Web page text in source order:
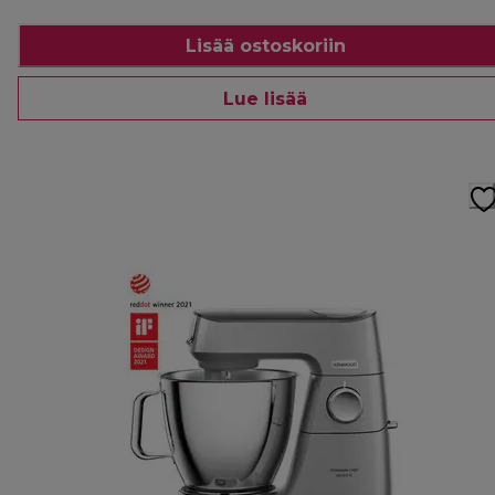
Lisää ostoskoriin
Lue lisää